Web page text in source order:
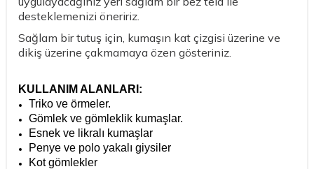
desteklemenizi öneririz.
Sağlam bir tutuş için, kumaşın kat çizgisi üzerine ve
dikiş üzerine çakmamaya özen gösteriniz.
KULLANIM ALANLARI:
Triko ve örmeler.
Gömlek ve gömleklik kumaşlar.
Esnek ve likralı kumaşlar
Penye ve polo yakalı giysiler
Kot gömlekler